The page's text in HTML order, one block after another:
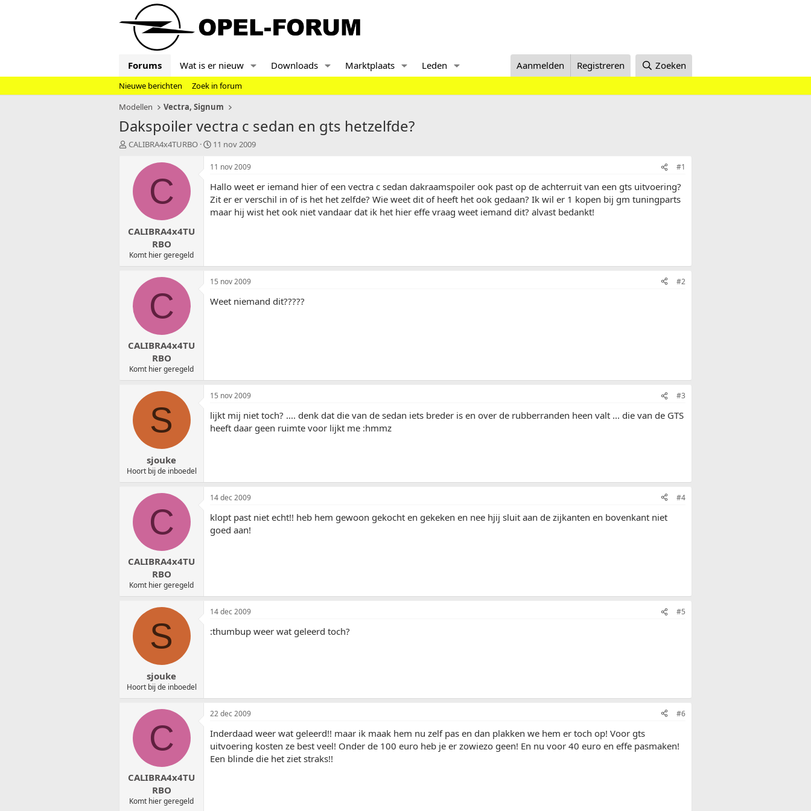
Forums Wat is er nieuw Downloads Marktplaats Leden Aanmelden Registreren Zoeken
Nieuwe berichten
Zoek in forum
Modellen
Vectra, Signum
Dakspoiler vectra c sedan en gts hetzelfde?
T
r
e
CALIBRA4x4TURBO
S
a
t
d
a
11 nov 2009
C
CALIBRA4x4TU
RBO
Komt hier geregeld
11 nov 2009 #1
Hallo weet er iemand hier of een vectra c sedan dakraamspoiler ook past op de achterruit van een gts uitvoering?
Zit er er verschil in of is het het zelfde? Wie weet dit of heeft het ook gedaan? Ik wil er 1 kopen bij gm tuningparts
maar hij wist het ook niet vandaar dat ik het hier effe vraag weet iemand dit? alvast bedankt!
C
CALIBRA4x4TU
RBO
Komt hier geregeld
15 nov 2009 #2
Weet niemand dit?????
S
sjouke
Hoort bij de inboedel
15 nov 2009 #3
lijkt mij niet toch? .... denk dat die van de sedan iets breder is en over de rubberranden heen valt ... die van de GTS
heeft daar geen ruimte voor lijkt me :hmmz
C
CALIBRA4x4TU
RBO
Komt hier geregeld
14 dec 2009 #4
klopt past niet echt!! heb hem gewoon gekocht en gekeken en nee hjij sluit aan de zijkanten en bovenkant niet
goed aan!
S
sjouke
Hoort bij de inboedel
14 dec 2009 #5
:thumbup weer wat geleerd toch?
C
CALIBRA4x4TU
RBO
Komt hier geregeld
22 dec 2009 #6
Inderdaad weer wat geleerd!! maar ik maak hem nu zelf pas en dan plakken we hem er toch op! Voor gts
uitvoering kosten ze best veel! Onder de 100 euro heb je er zowiezo geen! En nu voor 40 euro en effe pasmaken!
Een blinde die het ziet straks!!